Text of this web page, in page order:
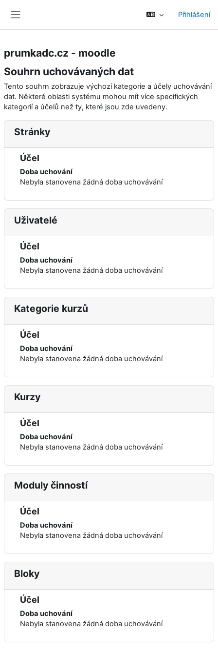
Přihlášení
prumkadc.cz - moodle
Souhrn uchovávaných dat
Tento souhrn zobrazuje výchozí kategorie a účely uchovávání
dat. Některé oblasti systému mohou mít více specifických
kategorií a účelů než ty, které jsou zde uvedeny.
Stránky
Účel
Doba uchování
Nebyla stanovena žádná doba uchovávání
Uživatelé
Účel
Doba uchování
Nebyla stanovena žádná doba uchovávání
Kategorie kurzů
Účel
Doba uchování
Nebyla stanovena žádná doba uchovávání
Kurzy
Účel
Doba uchování
Nebyla stanovena žádná doba uchovávání
Moduly činností
Účel
Doba uchování
Nebyla stanovena žádná doba uchovávání
Bloky
Účel
Doba uchování
Nebyla stanovena žádná doba uchovávání